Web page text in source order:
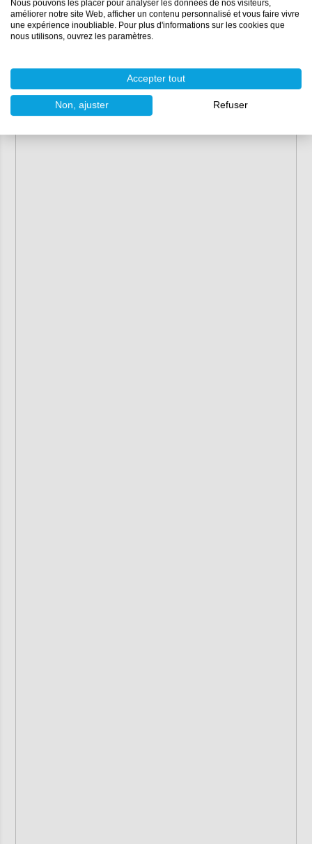
Nous pouvons les placer pour analyser les données de nos visiteurs,
améliorer notre site Web, afficher un contenu personnalisé et vous faire vivre
une expérience inoubliable. Pour plus d'informations sur les cookies que
nous utilisons, ouvrez les paramètres.
Accepter tout
Non, ajuster Refuser